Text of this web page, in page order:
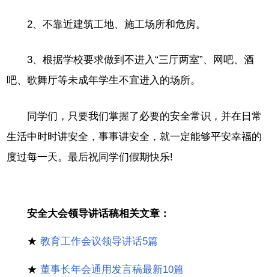
2、不靠近建筑工地、施工场所和危房。
3、根据学校要求做到不进入“三厅两室”、网吧、酒
吧、歌舞厅等未成年学生不宜进入的场所。
同学们，只要我们掌握了必要的安全常识，并在日常
生活中时时讲安全，事事讲安全，就一定能够平安幸福的
度过每一天。最后祝同学们假期快乐!
安全大会领导讲话稿相关文章：
★教育工作会议领导讲话5篇
★董事长年会通用发言稿最新10篇